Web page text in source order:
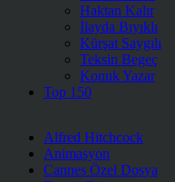
Haktan Kalır
İlayda Bıyıklı
Kürşat Saygılı
Teksin Begeç
Konuk Yazar
Top 150
Alfred Hitchcock
Animasyon
Cannes Özel Dosya